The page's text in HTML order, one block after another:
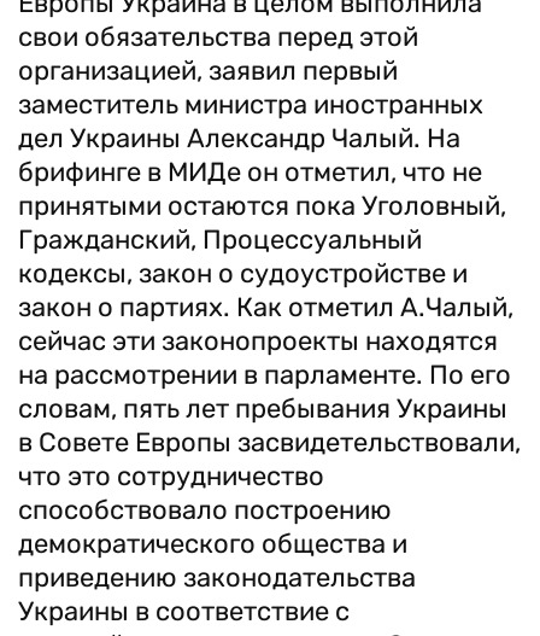
свои обязательства перед этой
организацией, заявил первый
заместитель министра иностранных
дел Украины Александр Чалый. На
брифинге в МИДе он отметил, что не
принятыми остаются пока Уголовный,
Гражданский, Процессуальный
кодексы, закон о судоустройстве и
закон о партиях. Как отметил А.Чалый,
сейчас эти законопроекты находятся
на рассмотрении в парламенте. По его
словам, пять лет пребывания Украины
в Совете Европы засвидетельствовали,
что это сотрудничество
способствовало построению
демократического общества и
приведению законодательства
Украины в соответствие с